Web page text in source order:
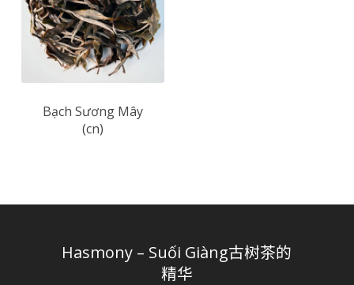
Bạch Sương Mây
(cn)
Hasmony – Suối Giàng古树茶的
精华